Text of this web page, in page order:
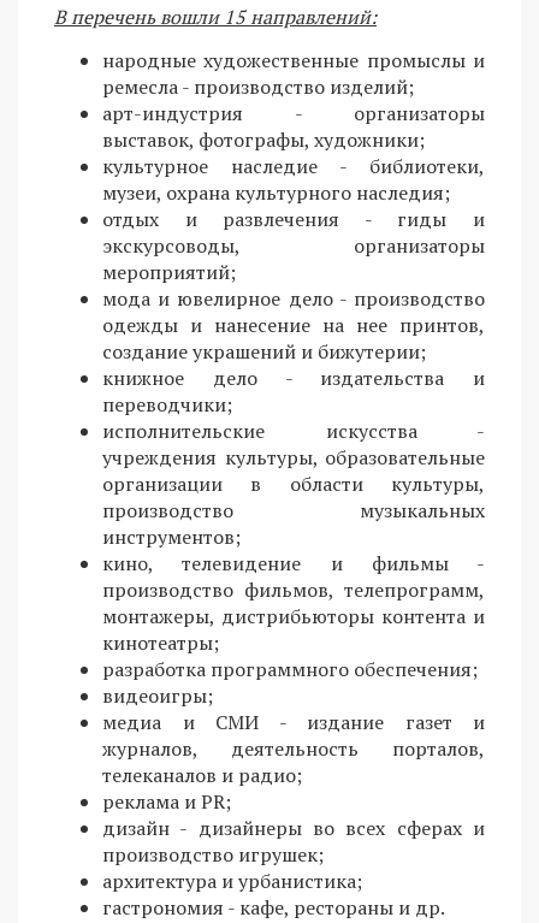
В перечень вошли 15 направлений:
народные художественные промыслы и
ремесла - производство изделий;
арт-индустрия - организаторы
выставок, фотографы, художники;
культурное наследие - библиотеки,
музеи, охрана культурного наследия;
отдых и развлечения - гиды и
экскурсоводы, организаторы
мероприятий;
мода и ювелирное дело - производство
одежды и нанесение на нее принтов,
создание украшений и бижутерии;
книжное дело - издательства и
переводчики;
исполнительские искусства -
учреждения культуры, образовательные
организации в области культуры,
производство музыкальных
инструментов;
кино, телевидение и фильмы -
производство фильмов, телепрограмм,
монтажеры, дистрибьюторы контента и
кинотеатры;
разработка программного обеспечения;
видеоигры;
медиа и СМИ - издание газет и
журналов, деятельность порталов,
телеканалов и радио;
реклама и PR;
дизайн - дизайнеры во всех сферах и
производство игрушек;
архитектура и урбанистика;
гастрономия - кафе, рестораны и др.